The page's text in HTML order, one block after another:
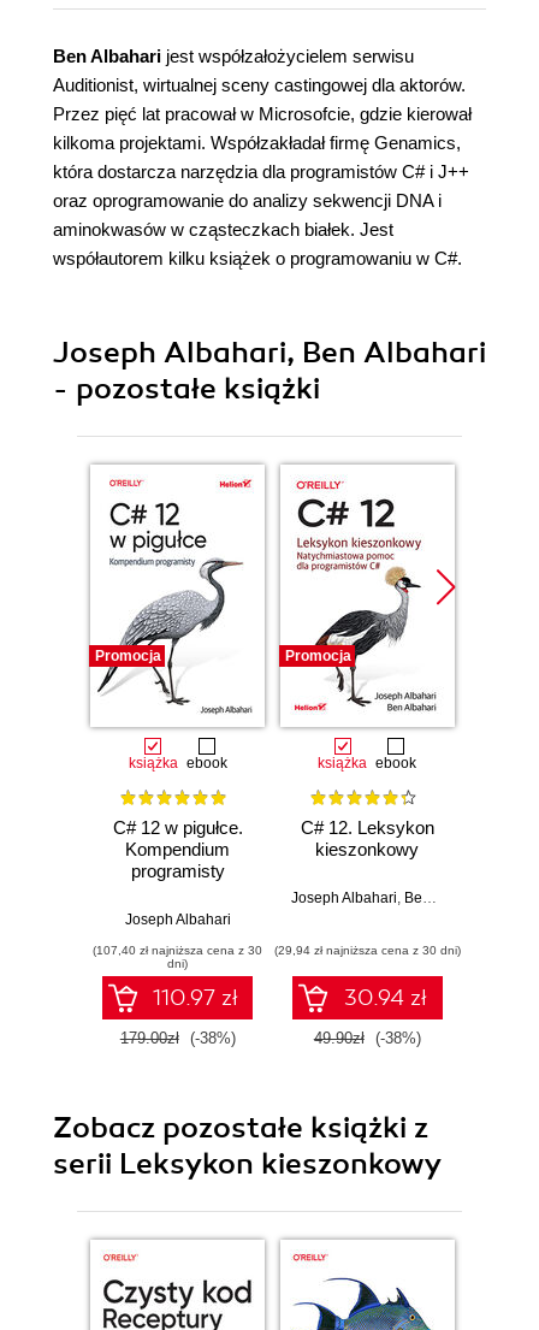
Ben Albahari jest współzałożycielem serwisu
Auditionist, wirtualnej sceny castingowej dla aktorów.
Przez pięć lat pracował w Microsofcie, gdzie kierował
kilkoma projektami. Współzakładał firmę Genamics,
która dostarcza narzędzia dla programistów C# i J++
oraz oprogramowanie do analizy sekwencji DNA i
aminokwasów w cząsteczkach białek. Jest
współautorem kilku książek o programowaniu w C#.
Joseph Albahari, Ben Albahari
- pozostałe książki
Promocja
książka ebook
C# 12 w pigułce.
Kompendium
programisty
Joseph Albahari
(107,40 zł najniższa cena z 30
dni)
110.97 zł
179.00zł (-38%)
Promocja
książka ebook
C# 12. Leksykon
kieszonkowy
Joseph Albahari Ben Albahari
(29,94 zł najniższa cena z 30 dni)
30.94 zł
49.90zł (-38%)
Zobacz pozostałe książki z
serii Leksykon kieszonkowy